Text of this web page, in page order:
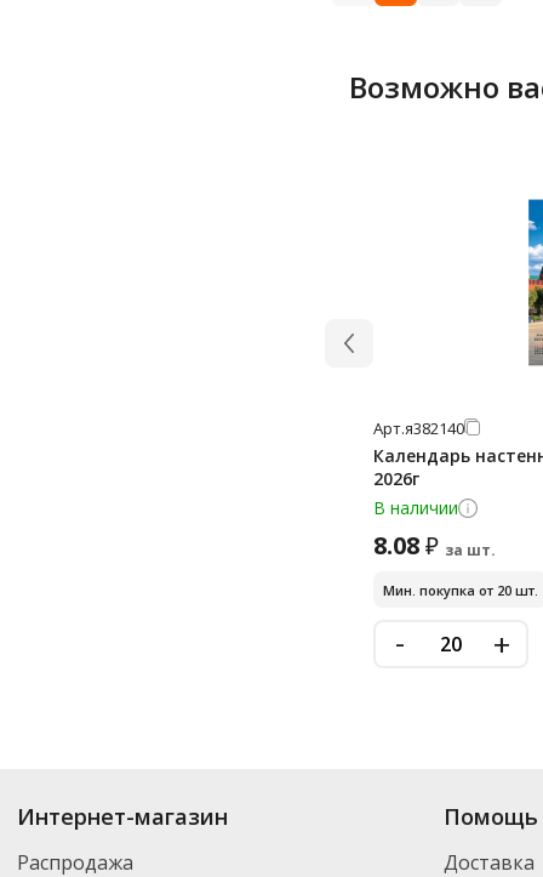
Возможно
Арт.я382140
Календарь
2026г
В наличии
8.08₽ за шт.
Мин. покупка от 20 шт.
- +
Купить
. В ассортименте
можете выбрать нужный товар и добавить его в корзину для
партнерской транспортной компанией DPD. Для постоянных
Интернет-магазин
Распродажа
Помощь
Доставка